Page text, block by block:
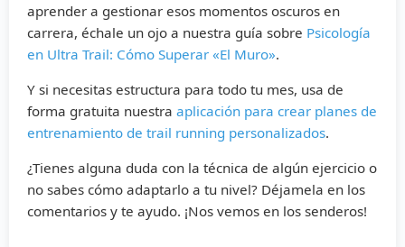
aprender a gestionar esos momentos oscuros en
carrera, échale un ojo a nuestra guía sobre Psicología
en Ultra Trail: Cómo Superar «El Muro».
Y si necesitas estructura para todo tu mes, usa de
forma gratuita nuestra aplicación para crear planes de
entrenamiento de trail running personalizados.
¿Tienes alguna duda con la técnica de algún ejercicio o
no sabes cómo adaptarlo a tu nivel? Déjamela en los
comentarios y te ayudo. ¡Nos vemos en los senderos!